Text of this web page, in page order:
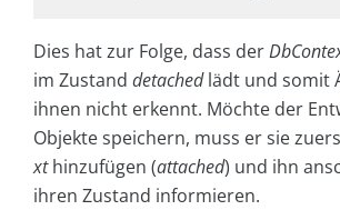
Dies hat zur Folge, dass der
im Zustand detachedlädt und somit
ihnen nicht erkennt. Möchte der
Objekte speichern, muss er sie
xthinzufügen (attached) und ihn
ihren Zustand informieren.